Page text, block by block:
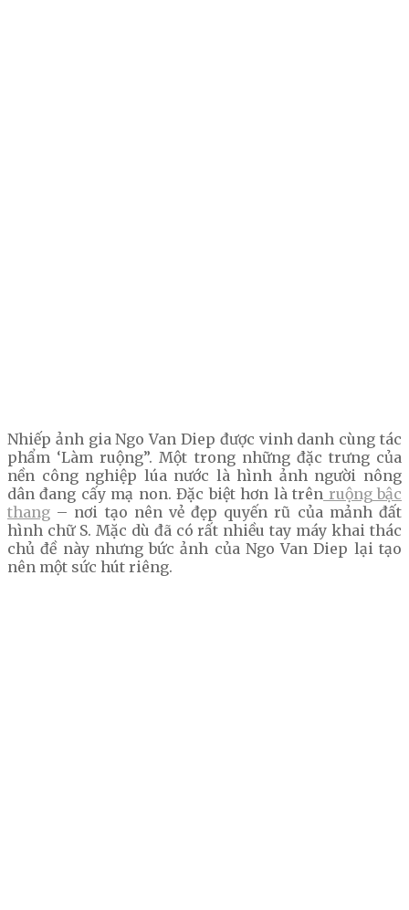
Nhiếp ảnh gia Ngo Van Diep được vinh danh cùng tác
phẩm ‘Làm ruộng”. Một trong những đặc trưng của
nền công nghiệp lúa nước là hình ảnh người nông
dân đang cấy mạ non. Đặc biệt hơn là trên ruộng bậc
thang – nơi tạo nên vẻ đẹp quyến rũ của mảnh đất
hình chữ S. Mặc dù đã có rất nhiều tay máy khai thác
chủ đề này nhưng bức ảnh của Ngo Van Diep lại tạo
nên một sức hút riêng.